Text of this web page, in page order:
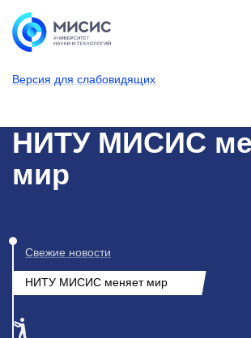
Версия для слабовидящих
НИТУ МИСИС
мир
Свежие новости
НИТУ МИСИС меняет мир